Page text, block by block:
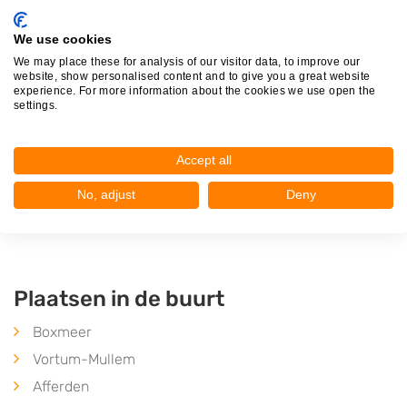
Katalysator Recycling Benelux
5753AH Deurne
Op 23,42 km afstand
Plaatsen in de buurt
Boxmeer
Vortum-Mullem
Afferden
We use cookies
We may place these for analysis of our visitor data, to improve our
website, show personalised content and to give you a great website
experience. For more information about the cookies we use open the
settings.
Accept all
No, adjust Deny